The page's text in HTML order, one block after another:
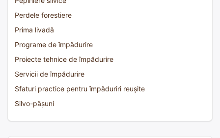
Perdele forestiere
Prima livadă
Programe de împădurire
Proiecte tehnice de împădurire
Servicii de împădurire
Sfaturi practice pentru împăduriri reușite
Silvo-pășuni